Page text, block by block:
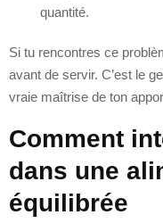
quantité.
Si tu rencontres ce
avant de servir. C’est le
vraie maîtrise de ton
Comment
dans une
équilibrée